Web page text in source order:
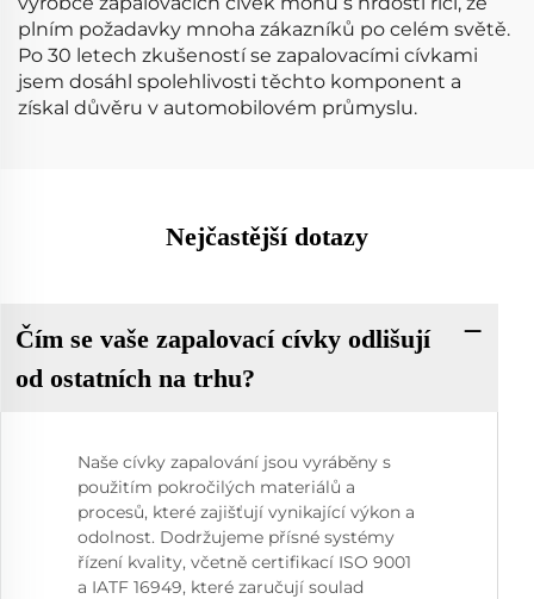
plním požadavky mnoha zákazníků po celém světě.
Po 30 letech zkušeností se zapalovacími cívkami
jsem dosáhl spolehlivosti těchto komponent a
získal důvěru v automobilovém průmyslu.
Nejčastější dotazy
Čím se vaše zapalovací cívky odlišují
od ostatních na trhu?
Naše cívky zapalování jsou vyráběny s
použitím pokročilých materiálů a
procesů, které zajišťují vynikající výkon a
odolnost. Dodržujeme přísné systémy
řízení kvality, včetně certifikací ISO 9001
a IATF 16949, které zaručují soulad